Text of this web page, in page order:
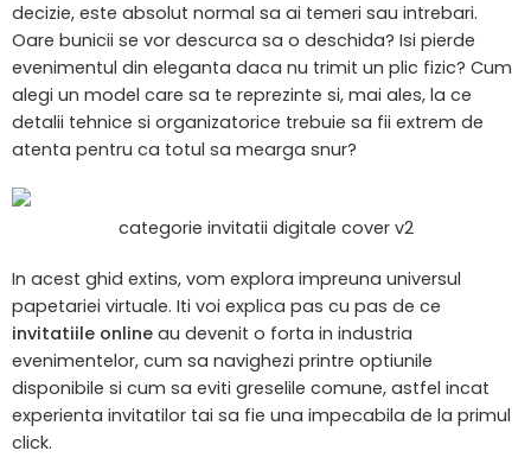
decizie, este absolut normal sa ai temeri sau intrebari.
Oare bunicii se vor descurca sa o deschida? Isi pierde
evenimentul din eleganta daca nu trimit un plic fizic? Cum
alegi un model care sa te reprezinte si, mai ales, la ce
detalii tehnice si organizatorice trebuie sa fii extrem de
atenta pentru ca totul sa mearga snur?
categorie invitatii digitale cover v2
In acest ghid extins, vom explora impreuna universul
papetariei virtuale. Iti voi explica pas cu pas de ce
invitatiile online au devenit o forta in industria
evenimentelor, cum sa navighezi printre optiunile
disponibile si cum sa eviti greselile comune, astfel incat
experienta invitatilor tai sa fie una impecabila de la primul
click.